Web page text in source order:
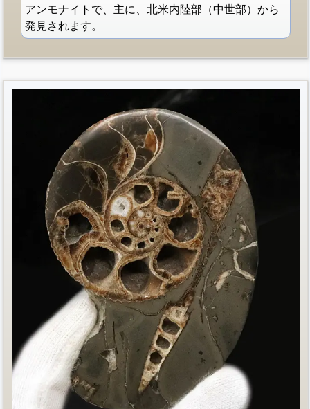
アンモナイトで、主に、北米内陸部（中世部）から
発見されます。